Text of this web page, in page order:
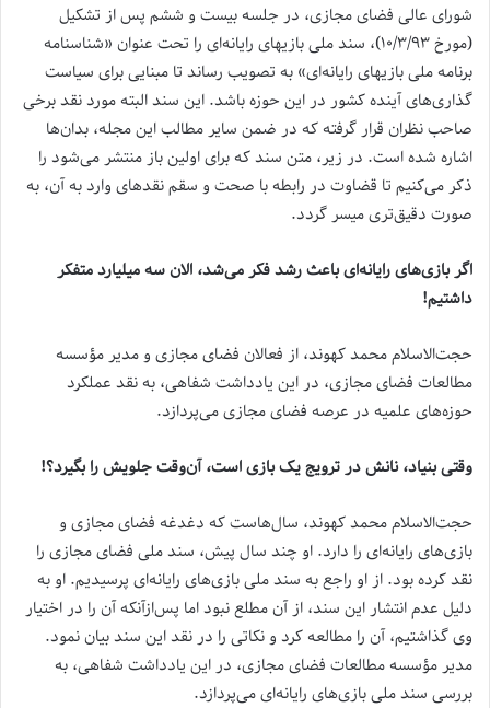
شورای عالی فضای مجازی، در جلسه بیست و ششم پس از تشکیل
(مورخ ۱۰/۳/۹۳)، سند ملی بازیهای رایانه‌ای را تحت عنوان «شناسنامه
برنامه ملی بازیهای رایانه‌ای» به تصویب رساند تا مبنایی برای سیاست
گذاری‌های آینده کشور در این حوزه باشد. این سند البته مورد نقد برخی
صاحب نظران قرار گرفته که در ضمن سایر مطالب این مجله، بدان‌ها
اشاره شده است. در زیر، متن سند که برای اولین باز منتشر می‌شود را
ذکر می‌کنیم تا قضاوت در رابطه با صحت و سقم نقدهای وارد به آن، به
صورت دقیق‌تری میسر گردد.
اگر بازی‌های رایانه‌ای باعث رشد فکر می‌شد، الان سه میلیارد متفکر
داشتیم!
حجت‌الاسلام محمد کهوند، از فعالان فضای مجازی و مدیر مؤسسه
مطالعات فضای مجازی، در این یادداشت شفاهی، به‌ نقد عملکرد
حوزه‌های علمیه در عرصه فضای مجازی می‌پردازد.
وقتی بنیاد، نانش در ترویج یک بازی است، آن‌وقت جلویش را بگیرد؟!
حجت‌الاسلام محمد کهوند، سال‌هاست که دغدغه فضای مجازی و
بازی‌های رایانه‌ای را دارد. او چند سال پیش، سند ملی فضای مجازی را
نقد کرده بود. از او راجع به سند ملی بازی‌های رایانه‌ای پرسیدیم. او به
دلیل عدم انتشار این سند، از آن مطلع نبود اما پس‌ازآنکه آن را در اختیار
وی گذاشتیم، آن را مطالعه کرد و نکاتی را در نقد این سند بیان نمود.
مدیر مؤسسه مطالعات فضای مجازی، در این یادداشت شفاهی، به
بررسی سند ملی بازی‌های رایانه‌ای می‌پردازد.